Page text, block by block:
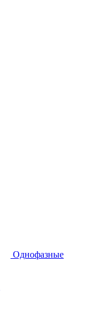
Однофазные